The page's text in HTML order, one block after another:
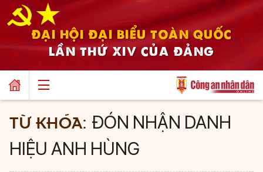
ĐẠI HỘI ĐẠI BIỂU TOÀN QUỐC
LẦN THỨ XIV CỦA ĐẢNG
TỪ KHÓA: ĐÓN NHẬN DANH
HIỆU ANH HÙNG